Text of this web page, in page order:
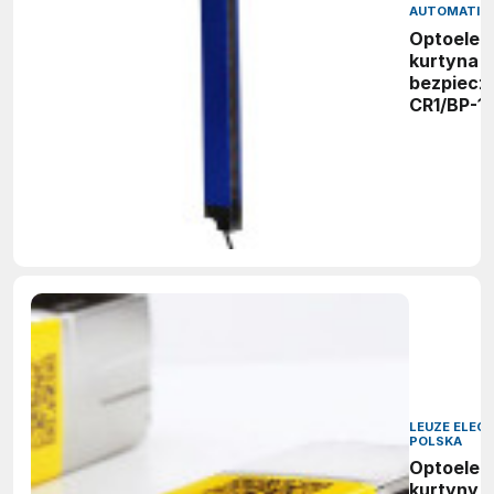
kurtyna
CR1/BP-
LEUZE
POLSKA